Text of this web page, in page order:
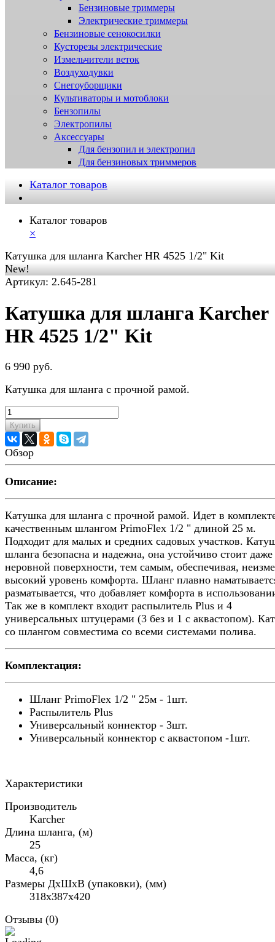
Бензиновые триммеры
Электрические триммеры
Бензиновые сенокосилки
Кусторезы электрические
Измельчители веток
Воздуходувки
Снегоуборщики
Культиваторы и мотоблоки
Бензопилы
Электропилы
Аксессуары
Для бензопил и электропил
Для бензиновых триммеров
Каталог товаров
Каталог товаров
×
Катушка для шланга Karcher HR 4525 1/2" Kit
New!
Артикул: 2.645-281
Катушка для шланга Karcher
HR 4525 1/2" Kit
6 990 руб.
Катушка для шланга с прочной рамой.
Купить
Обзор
Описание:
Катушка для шланга с прочной рамой. Идет в
качественным шлангом PrimoFlex 1/2 " длиной 25 м.
Подходит для малых и средних садовых участков.
шланга безопасна и надежна, она устойчиво стоит даже
неровной поверхности, тем самым, обеспечивая,
высокий уровень комфорта. Шланг плавно
разматывается, что добавляет комфорта в
Так же в комплект входит распылитель Plus и 4
универсальных штуцерами (3 без и 1 с аквастопом).
со шлангом совместима со всеми системами полива.
Комплектация:
Шланг PrimoFlex 1/2 " 25м - 1шт.
Распылитель Plus
Универсальный коннектор - 3шт.
Универсальный коннектор с аквастопом -1шт.
Характеристики
Производитель
Karcher
Длина шланга, (м)
25
Масса, (кг)
4,6
Размеры ДхШхВ (упаковки), (мм)
318x387x420
Отзывы (0)